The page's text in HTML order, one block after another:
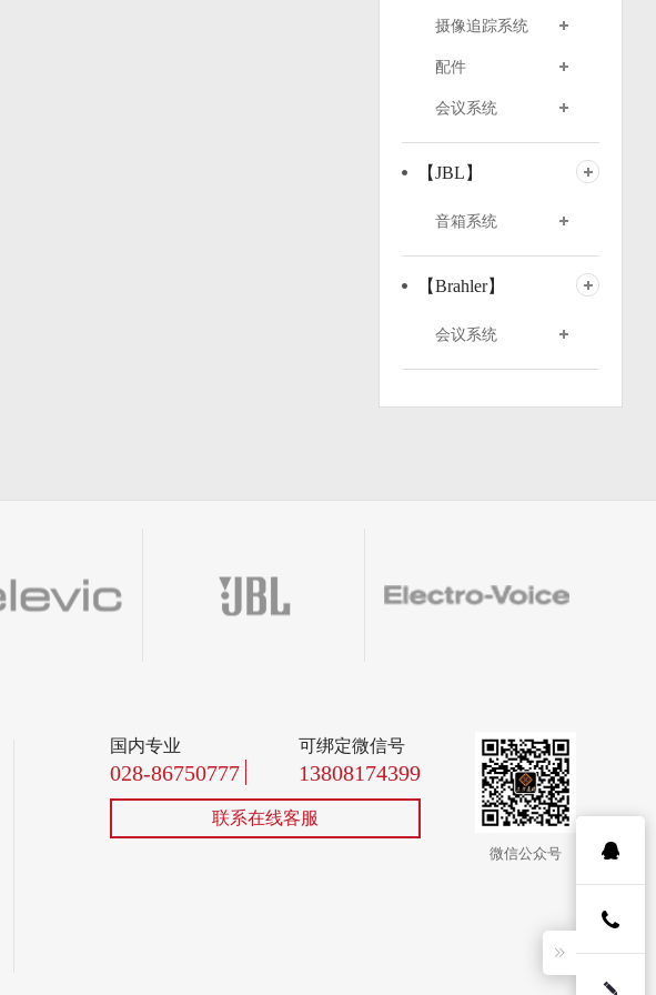
摄像追踪系统
配件
会议系统
【JBL】
音箱系统
【Brahler】
会议系统
国内专业
028-86750777
可绑定微信号
13808174399
联系在线客服
微信公众号